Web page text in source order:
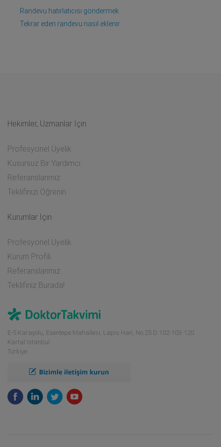
Randevu hatırlatıcısı göndermek
Tekrar eden randevu nasıl eklenir
Hekimler, Uzmanlar İçin
Profesyonel Üyelik
Kusursuz Bir Yardımcı
Referanslarımız
Teklifinizi Öğrenin
Kurumlar İçin
Profesyonel Üyelik
Kurum Profili
Referanslarımız
Teklifiniz Burada!
E-5 Karayolu, Esentepe Mahallesi, Lapis Han, No:25 D:102-103-120
Kartal İstanbul
Türkiye